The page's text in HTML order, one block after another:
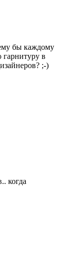
бы каждому
в
;-)
когда